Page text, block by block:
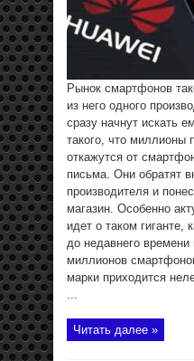
Рынок смартфонов
из него одного
сразу начнут искать
такого, что миллионы
откажутся от
письма. Они обратят
производителя и
магазин. Особенно
идет о таком гиганте,
до недавнего времени
миллионов
марки приходится
...
Читать далее »